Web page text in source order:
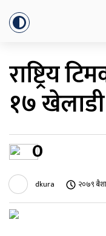
राष्ट्रिय
१७
0
dkura २०७९